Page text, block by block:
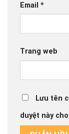
Email *
Trang web
Lưu tên
duyệt này